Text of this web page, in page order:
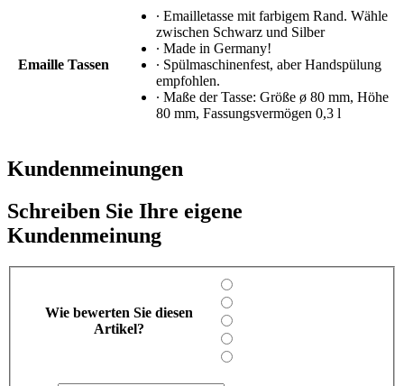
Emaille Tassen
∙ Emailletasse mit farbigem Rand. Wähle
zwischen Schwarz und Silber
∙ Made in Germany!
∙ Spülmaschinenfest, aber Handspülung
empfohlen.
∙ Maße der Tasse: Größe ø 80 mm, Höhe
80 mm, Fassungsvermögen 0,3 l
Kundenmeinungen
Schreiben Sie Ihre eigene
Kundenmeinung
Wie bewerten Sie diesen
Artikel?